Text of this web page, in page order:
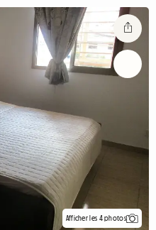
Afficher les 4 photos